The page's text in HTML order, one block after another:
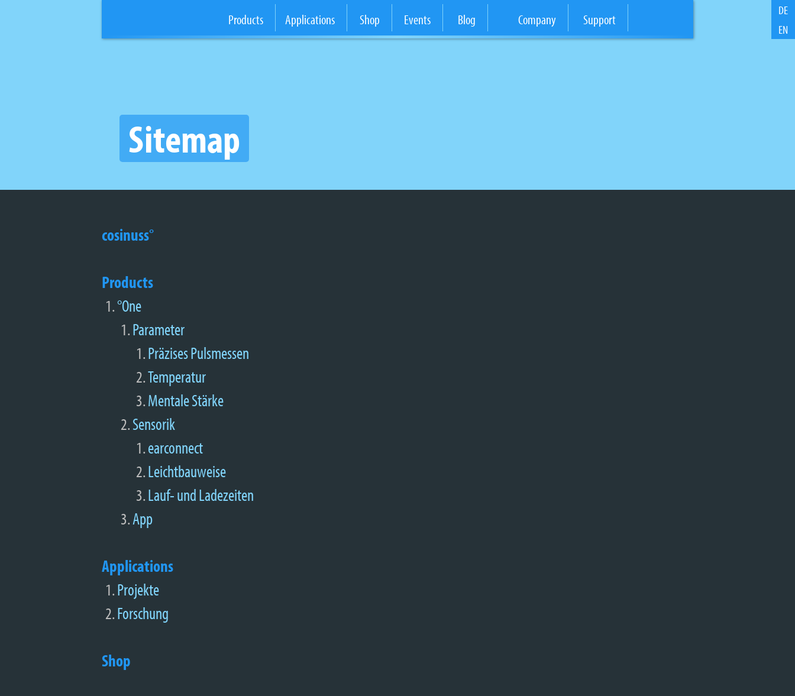
Sitemap
Products Applications Shop Events Blog Company Support
DE
EN
cosinuss°
Products
°One
Parameter
Präzises Pulsmessen
Temperatur
Mentale Stärke
Sensorik
earconnect
Leichtbauweise
Lauf- und Ladezeiten
App
Applications
Projekte
Forschung
Shop